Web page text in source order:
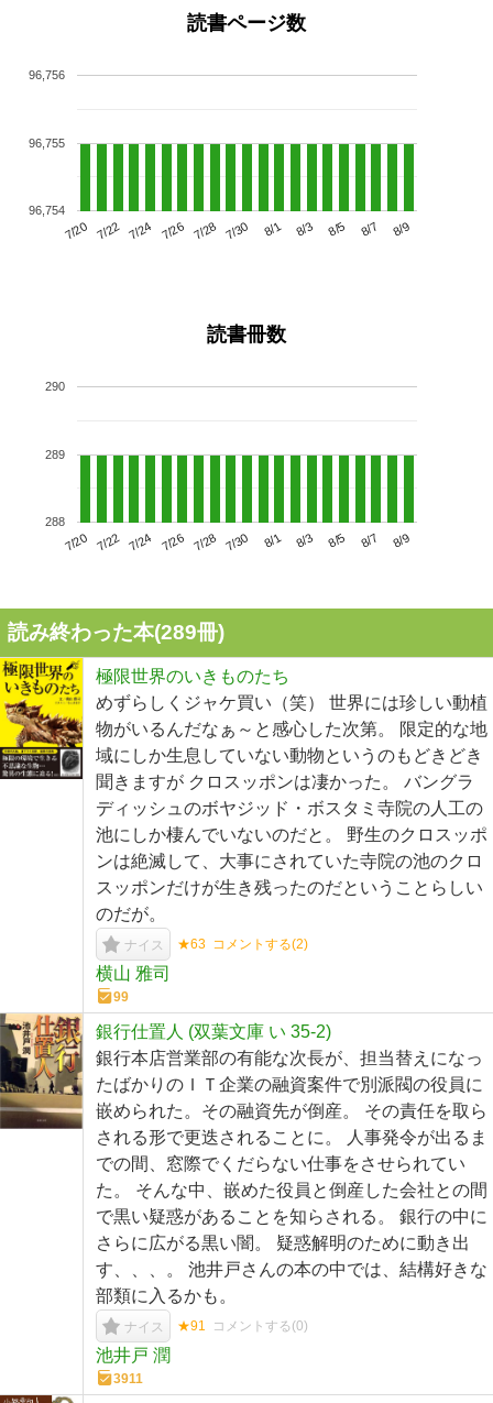
読書ページ数
7/20 7/22 7/24 7/26 7/28 7/30 8/1 8/3 8/5 8/7 8/9
96,754
96,755
96,756
読書冊数
7/20 7/22 7/24 7/26 7/28 7/30 8/1 8/3 8/5 8/7 8/9
288
289
290
読み終わった本(289冊)
極限世界のいきものたち
めずらしくジャケ買い（笑） 世界には珍しい動植
物がいるんだなぁ～と感心した次第。 限定的な地
域にしか生息していない動物というのもどきどき
聞きますが クロスッポンは凄かった。 バングラ
ディッシュのボヤジッド・ボスタミ寺院の人工の
池にしか棲んでいないのだと。 野生のクロスッポ
ンは絶滅して、大事にされていた寺院の池のクロ
スッポンだけが生き残ったのだということらしい
のだが。
ナイス ★63 コメントする(2)
横山 雅司
99
銀行仕置人 (双葉文庫 い 35-2)
銀行本店営業部の有能な次長が、担当替えになっ
たばかりのＩＴ企業の融資案件で別派閥の役員に
嵌められた。その融資先が倒産。 その責任を取ら
される形で更迭されることに。 人事発令が出るま
での間、窓際でくだらない仕事をさせられてい
た。 そんな中、嵌めた役員と倒産した会社との間
で黒い疑惑があることを知らされる。 銀行の中に
さらに広がる黒い闇。 疑惑解明のために動き出
す、、、。 池井戸さんの本の中では、結構好きな
部類に入るかも。
ナイス ★91 コメントする(0)
池井戸 潤
3911